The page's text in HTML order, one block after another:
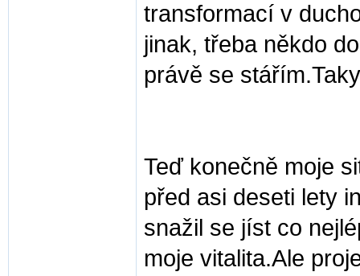
transformací v
jinak, třeba někdo
právě se
Teď konečně moje
před asi deseti lety
snažil se jíst co
moje vitalita.Ale